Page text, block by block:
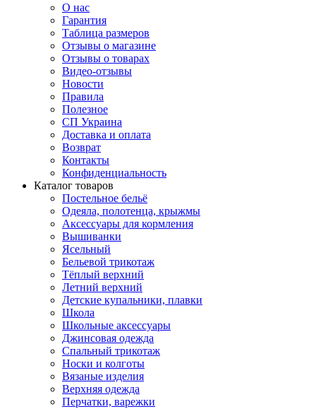
О нас
Гарантия
Таблица размеров
Отзывы о магазине
Отзывы о товарах
Видео-отзывы
Новости
Правила
Полезное
СП Украина
Доставка и оплата
Возврат
Контакты
Конфиденциальность
Каталог товаров
Постельное бельё
Одеяла, полотенца, крыжмы
Аксессуары для кормления
Вышиванки
Ясельный
Бельевой трикотаж
Тёплый верхний
Летний верхний
Детские купальники, плавки
Школа
Школьные аксессуары
Джинсовая одежда
Спальный трикотаж
Носки и колготы
Вязаные изделия
Верхняя одежда
Перчатки, варежки